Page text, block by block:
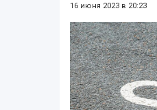
16 июня 2023 в 20:23